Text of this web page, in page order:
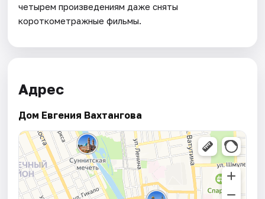
четырем произведениям даже сняты
короткометражные фильмы.
Адрес
Дом Евгения Вахтангова